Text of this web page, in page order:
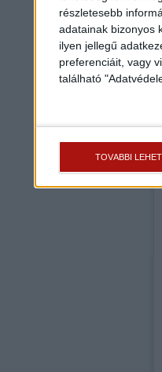
részletesebb
adatainak bizonyos
ilyen jellegű
preferenciáit, vagy
található
TOVÁBBI